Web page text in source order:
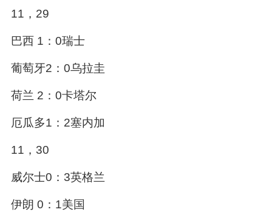
11，29
巴西 1：0瑞士
葡萄牙2：0乌拉圭
荷兰 2：0卡塔尔
厄瓜多1：2塞内加
11，30
威尔士0：3英格兰
伊朗 0：1美国